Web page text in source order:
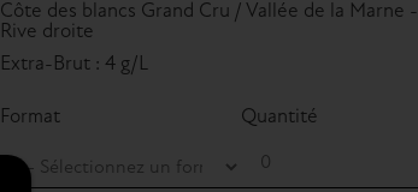
Côte des blancs Grand Cru / Vallée de la Marne -
Rive droite
Extra-Brut : 4 g/L
Format Quantité